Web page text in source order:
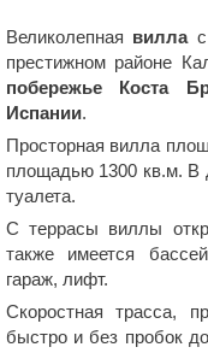
Великолепная виллас
престижном районе
побережье Коста
Испании.
Просторная вилла
площадью 1300 кв.м. В
туалета.
С террасы виллы
также имеется
гараж, лифт.
Скоростная трасса,
быстро и без пробок